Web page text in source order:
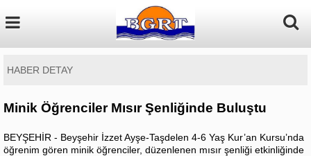
HABER DETAY
Minik Öğrenciler Mısır Şenliğinde Buluştu
BEYŞEHİR - Beyşehir İzzet Ayşe-Taşdelen 4-6 Yaş Kur’an Kursu’nda
öğrenim gören minik öğrenciler, düzenlenen mısır şenliği etkinliğinde